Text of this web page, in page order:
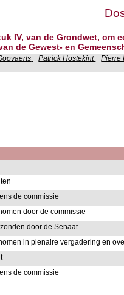
IV, van de Grondwet, om
de Gewest- en
Patrick Hostekint
Pierre
de commissie
door de commissie
door de Senaat
in plenaire vergadering en
de commissie